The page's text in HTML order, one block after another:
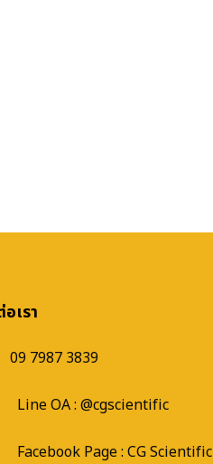
เรา
09 7987 3839
Line OA : @cgscientific
Facebook Page : CG Scientific